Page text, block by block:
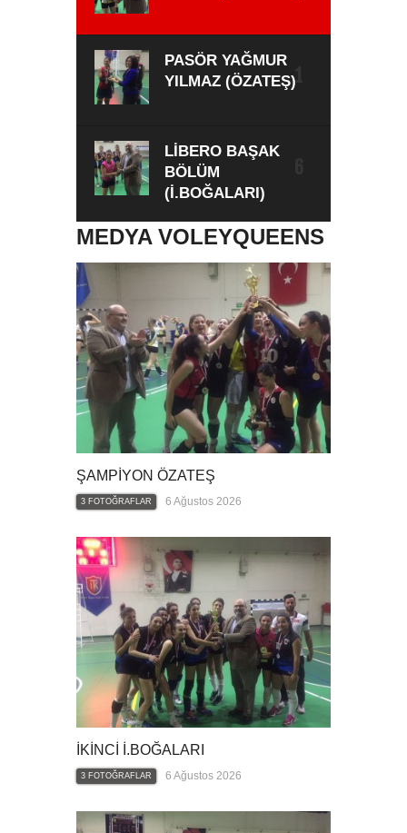
PASÖR YAĞMUR
YILMAZ (ÖZATEŞ)1
LİBERO BAŞAK
BÖLÜM
(İ.BOĞALARI)
MEDYA VOLEYQUEENS
ŞAMPİYON ÖZATEŞ
3 FOTOĞRAFLAR 6 Ağustos 2026
İKİNCİ İ.BOĞALARI
3 FOTOĞRAFLAR 6 Ağustos 2026